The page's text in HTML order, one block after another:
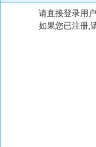
请直接登录用
如果您已注册,